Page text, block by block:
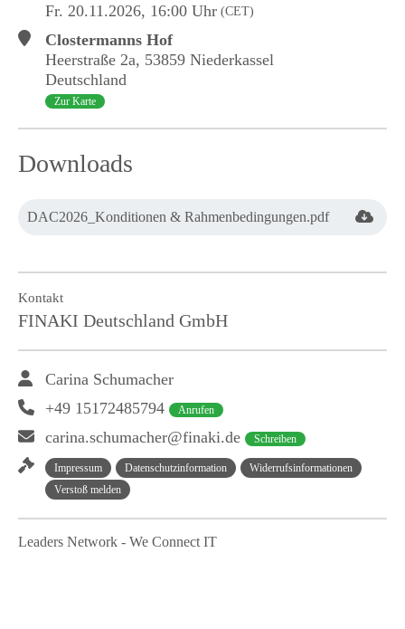
Fr. 20.11.2026, 16:00 Uhr (CET)
Clostermanns Hof
Heerstraße 2a, 53859 Niederkassel
Deutschland
Zur Karte
Downloads
DAC2026_Konditionen & Rahmenbedingungen.pdf
Kontakt
FINAKI Deutschland GmbH
Carina Schumacher
+49 15172485794
Anrufen
carina.schumacher@finaki.de Schreiben
Impressum Datenschutzinformation
Widerrufsinformationen
Verstoß melden
Leaders Network - We Connect IT